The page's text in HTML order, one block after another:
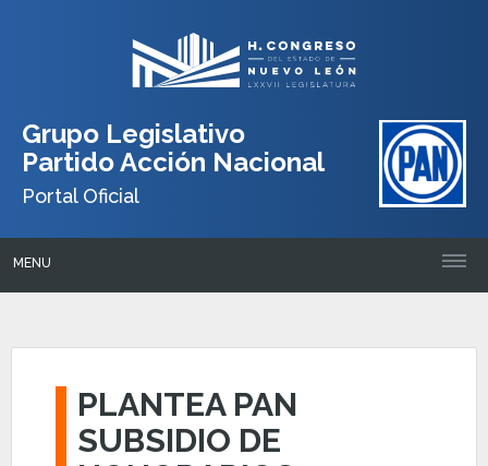
Grupo Legislativo
Partido Acción Nacional
Portal Oficial
MENU
PLANTEA PAN
SUBSIDIO DE